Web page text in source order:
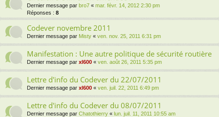
Dernier message par bro7 « mar. févr. 14, 2012 2:30 pm
Réponses : 8
Codever novembre 2011
Dernier message par Misty « ven. nov. 25, 2011 6:31 pm
Manifestation : Une autre politique de sécurité routière
Dernier message par xl600 « ven. août 26, 2011 5:35 pm
Lettre d'info du Codever du 22/07/2011
Dernier message par xl600 « ven. juil. 22, 2011 6:49 pm
Lettre d'info du Codever du 08/07/2011
Dernier message par Chatothierry « lun. juil. 11, 2011 10:55 am